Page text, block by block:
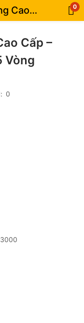
Đèn Thả Thông Tầng Cao Cấp – Đèn Thả Thông Tầng 5 Vòng THD7051T5 NÂU 0
Cấp –
Vòng
0